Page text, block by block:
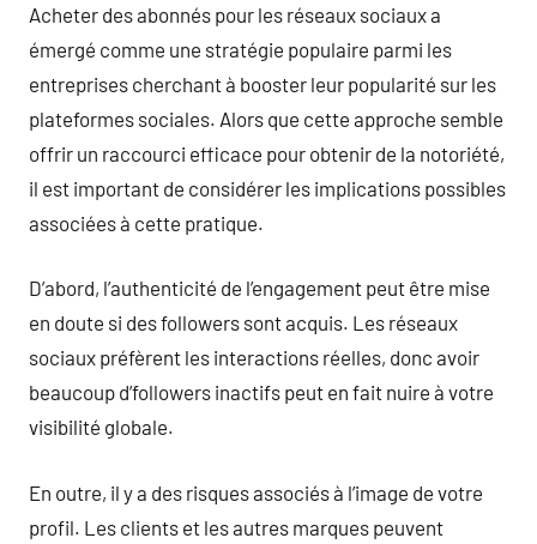
Acheter des abonnés pour les réseaux sociaux a
émergé comme une stratégie populaire parmi les
entreprises cherchant à booster leur popularité sur les
plateformes sociales. Alors que cette approche semble
offrir un raccourci efficace pour obtenir de la notoriété,
il est important de considérer les implications possibles
associées à cette pratique.
D’abord, l’authenticité de l’engagement peut être mise
en doute si des followers sont acquis. Les réseaux
sociaux préfèrent les interactions réelles, donc avoir
beaucoup d’followers inactifs peut en fait nuire à votre
visibilité globale.
En outre, il y a des risques associés à l’image de votre
profil. Les clients et les autres marques peuvent